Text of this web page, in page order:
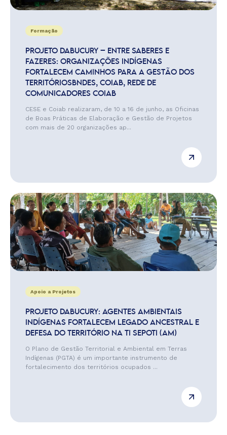
Formação
PROJETO DABUCURY – ENTRE SABERES E
FAZERES: ORGANIZAÇÕES INDÍGENAS
FORTALECEM CAMINHOS PARA A GESTÃO DOS
TERRITÓRIOSBNDES, COIAB, REDE DE
COMUNICADORES COIAB
CESE e Coiab realizaram, de 10 a 16 de junho, as Oficinas
de Boas Práticas de Elaboração e Gestão de Projetos
com mais de 20 organizações ap...
Apoio a Projetos
PROJETO DABUCURY: AGENTES AMBIENTAIS
INDÍGENAS FORTALECEM LEGADO ANCESTRAL E
DEFESA DO TERRITÓRIO NA TI SEPOTI (AM)
O Plano de Gestão Territorial e Ambiental em Terras
Indígenas (PGTA) é um importante instrumento de
fortalecimento dos territórios ocupados ...